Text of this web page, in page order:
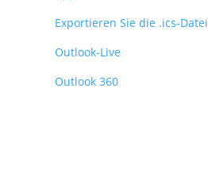
Exportieren Sie die .ics-Datei
Outlook-Live
Outlook 360